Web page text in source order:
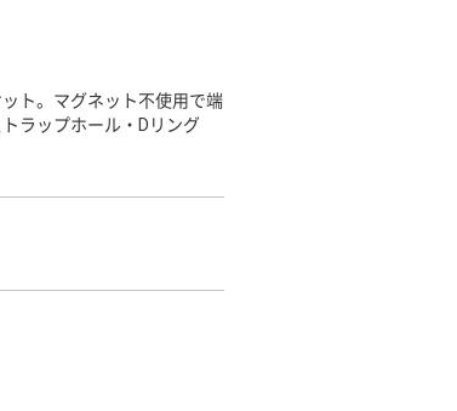
ト。マグネット不使用で端
ラップホール・Dリング